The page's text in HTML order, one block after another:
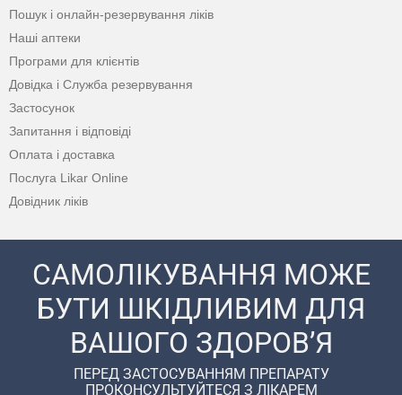
Пошук і онлайн-резервування ліків
Наші аптеки
Програми для клієнтів
Довідка і Служба резервування
Застосунок
Запитання і відповіді
Оплата і доставка
Послуга Likar Online
Довідник ліків
САМОЛІКУВАННЯ МОЖЕ
БУТИ ШКІДЛИВИМ ДЛЯ
ВАШОГО ЗДОРОВ’Я
ПЕРЕД ЗАСТОСУВАННЯМ ПРЕПАРАТУ
ПРОКОНСУЛЬТУЙТЕСЯ З ЛІКАРЕМ